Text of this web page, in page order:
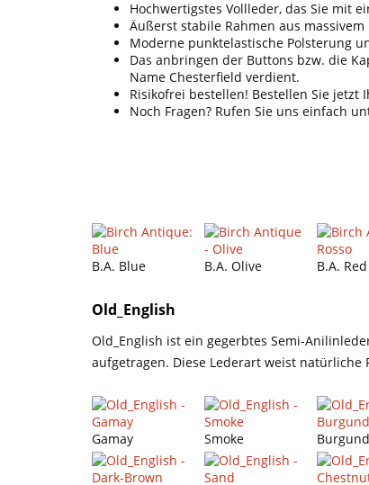
Hochwertigstes Vollleder, das Sie mit
Äußerst stabile Rahmen aus
Moderne punktelastische Polsterung
Das anbringen der Buttons bzw. die
Name Chesterfield verdient.
Risikofrei bestellen! Bestellen Sie jetzt
Noch Fragen? Rufen Sie uns einfach
B.A. Blue B.A. Olive B.A. Red
Old_English
Old_English ist ein gegerbtes Semi-
aufgetragen. Diese Lederart weist
Gamay Smoke